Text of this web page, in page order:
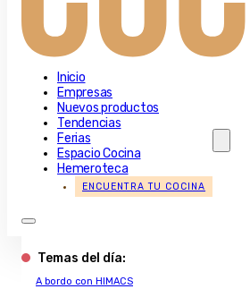
Inicio
Empresas
Nuevos productos
Tendencias
Ferias
Espacio Cocina
Hemeroteca
ENCUENTRA TU COCINA
Temas del día:
A bordo con HIMACS